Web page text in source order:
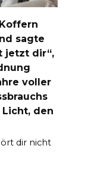
sagte
jetzt dir“,
voller
den
dir nicht